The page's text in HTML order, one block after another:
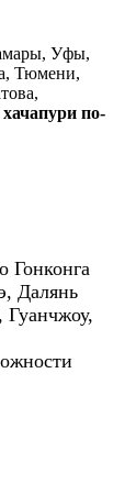
Уфы,
Тюмени,
по-
Гонконга
Далянь